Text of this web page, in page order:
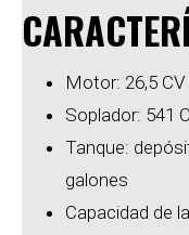
Motor: 26,5
Soplador: 541
Tanque:
galones
Capacidad de